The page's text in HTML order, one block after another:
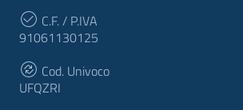
C.F. / P.IVA
91061130125
Cod. Univoco
UFQZRI